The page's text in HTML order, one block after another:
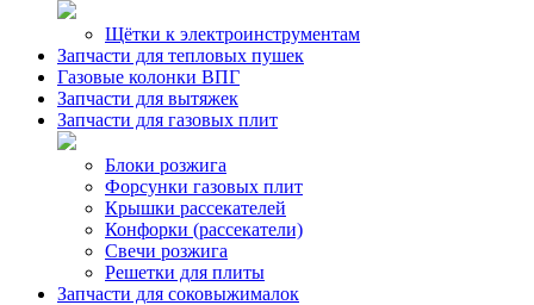
Щётки к электроинструментам
Запчасти для тепловых пушек
Газовые колонки ВПГ
Запчасти для вытяжек
Запчасти для газовых плит
Блоки розжига
Форсунки газовых плит
Крышки рассекателей
Конфорки (рассекатели)
Свечи розжига
Решетки для плиты
Запчасти для соковыжималок